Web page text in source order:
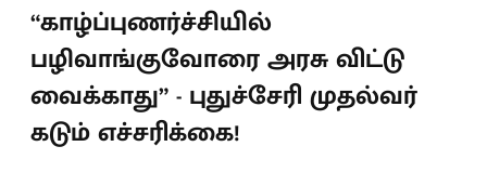
“காழ்ப்புணர்ச்சியில்
பழிவாங்குவோரை அரசு விட்டு
வைக்காது” - புதுச்சேரி முதல்வர்
கடும் எச்சரிக்கை!